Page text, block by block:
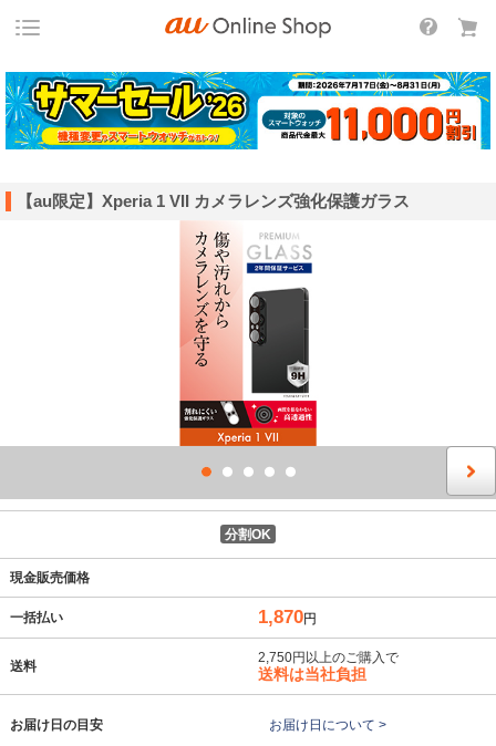
【au限定】Xperia 1 VII カメラレンズ強化保護ガラス
分割OK
現金販売価格
一括払い 1,870円
送料
2,750円以上のご購入で
送料は当社負担
お届け日の目安 お届け日について >